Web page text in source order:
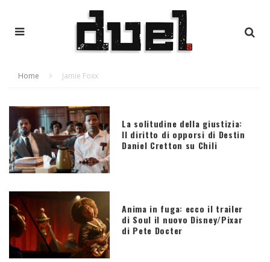
Home Jamie Foxx
La solitudine della giustizia:
Il diritto di opporsi di Destin
Daniel Cretton su Chili
Anima in fuga: ecco il trailer
di Soul il nuovo Disney/Pixar
di Pete Docter